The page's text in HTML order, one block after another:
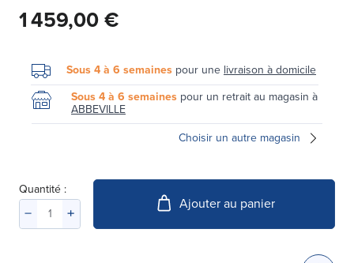
1 459,00 €
Sous 4 à 6 semaines pour une livraison à domicile
Sous 4 à 6 semaines pour un retrait au magasin à
ABBEVILLE
Choisir un autre magasin
Quantité :
Ajouter au panier